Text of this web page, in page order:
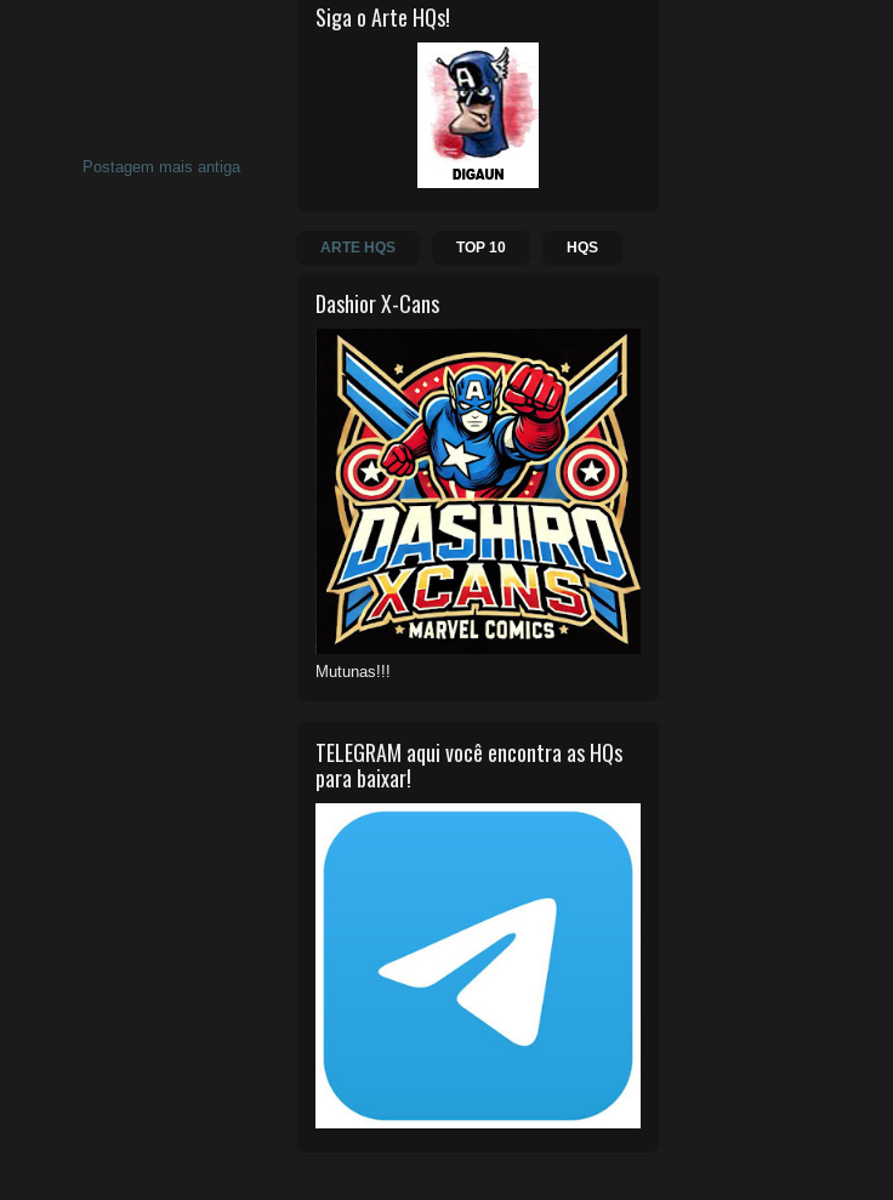
Postagem mais antiga
Siga o Arte HQs!
ARTE HQS TOP 10 HQS
Dashior X-Cans
Mutunas!!!
TELEGRAM aqui você encontra as HQs
para baixar!